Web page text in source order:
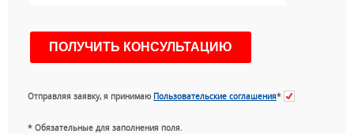
Отправляя заявку, я принимаю Пользовательские соглашения*
* Обязательные для заполнения поля.